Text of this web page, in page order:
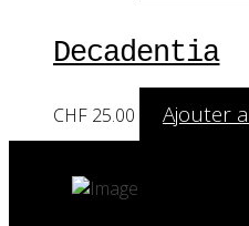
Decadentia
CHF 25.00 Ajouter